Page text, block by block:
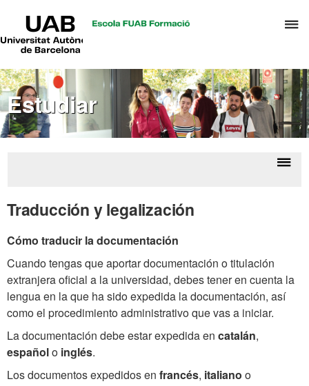
el
Universitat
Barcelona
Estudiar
Traducción y legalización
Cómo traducir la documentación
Cuando tengas que aportar documentación o titulación
extranjera oficial a la universidad, debes tener en cuenta la
lengua en la que ha sido expedida la documentación, así
como el procedimiento administrativo que vas a iniciar.
La documentación debe estar expedida en catalán,
españolo inglés.
Los documentos expedidos en francés, italiano o